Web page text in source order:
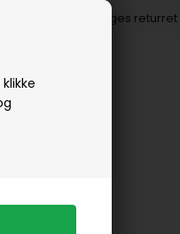
14 dages returret